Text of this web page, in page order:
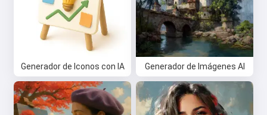
Generador de Iconos con IA Generador de Imágenes AI